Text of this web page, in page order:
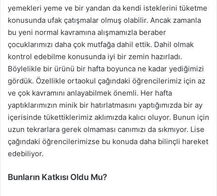
yemekleri yeme ve bir yandan da kendi isteklerini tüketme
konusunda ufak çatışmalar olmuş olabilir. Ancak zamanla
bu yeni normal kavramına alışmamızla beraber
çocuklarımızı daha çok mutfağa dahil ettik. Dahil olmak
kontrol edebilme konusunda iyi bir zemin hazırladı.
Böylelikle bir ürünü bir hafta boyunca ne kadar yediğimizi
gördük. Özellikle ortaokul çağındaki öğrencilerimiz için az
ve çok kavramını anlayabilmek önemli. Her hafta
yaptıklarımızın minik bir hatırlatmasını yaptığımızda bir ay
içerisinde tükettiklerimiz aklımızda kalıcı oluyor. Bunun için
uzun tekrarlara gerek olmaması canımızı da sıkmıyor. Lise
çağındaki öğrencilerimizse bu konuda daha bilinçli hareket
edebiliyor.
Bunların Katkısı Oldu Mu?